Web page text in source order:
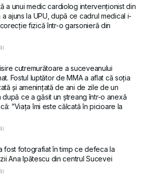
a unui medic cardiolog intervenționist din
ajuns la UPU, după ce cadrul medical i-
fizică într-o garsonieră din
cutremurătoare a suceveanului
Fostul luptător de MMA a aflat că soția
și amenințată de ani de zile de un
după ce a găsit un ștreang într-o anexă
”Viața îmi este călcată în picioare la
fost fotografiat în timp ce defeca la
Ana Ipătescu din centrul Sucevei